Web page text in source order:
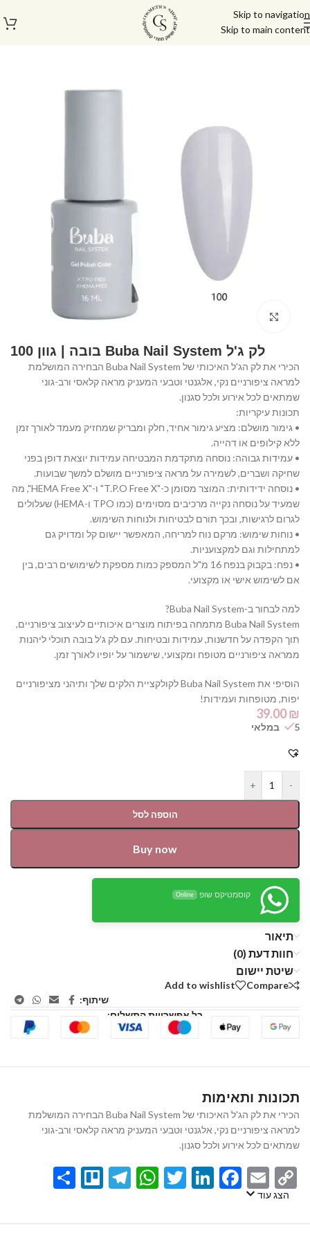
Skip to navigation
Skip to main content
לק ג'ל Buba Nail System בובה | גוון 100
הכירי את לק הג'ל האיכותי של Buba Nail System הבחירה המושלמת
למראה ציפורניים נקי, אלגנטי וטבעי המעניק מראה קלאסי ורב-גוני
שמתאים לכל אירוע ולכל סגנון.
תכונות עיקריות:
• גימור מושלם: מציע גימור אחיד, חלק ומבריק שמחזיק מעמד לאורך זמן
ללא קילופים או דהייה.
• עמידות גבוהה: נוסחה מתקדמת המבטיחה עמידות יוצאת דופן בפני
שחיקה ושברים, לשמירה על מראה ציפורניים מושלם למשך שבועות.
• נוסחה ידידותית: המוצר מסומן כ-"T.P.O Free X" ו-"HEMA Free X", מה
שמעיד על נוסחה נקייה מרכיבים מסוימים (כמו TPO ו-HEMA) שעלולים
לגרום לרגישות, ובכך תורם לבטיחות ולנוחות השימוש.
• נוחות שימוש: מרקם נוח למריחה, המאפשר יישום קל ומדויק גם
למתחילות וגם למקצועניות.
• נפח: בקבוק בנפח 16 מ"ל המספק כמות מספקת לשימושים רבים, בין
אם לשימוש אישי או מקצועי.
למה לבחור ב-Buba Nail System?
Buba Nail System מתמחה בפיתוח מוצרים איכותיים לעיצוב ציפורניים,
תוך הקפדה על חדשנות, עמידות ובטיחות. עם לק ג'ל בובה תוכלי ליהנות
ממראה ציפורניים מטופח ומקצועי, שישמור על יופיו לאורך זמן.
הוסיפי את Buba Nail System לקולקציית הלקים שלך ותיהני מציפורניים
יפות, מטופחות ועמידות!
39.00₪
5 במלאי
-
+
הוספה לסל
Buy now
קוסמטיקס שופ Online
תיאור
חוות דעת (0)
שיטת יישום
Compare
Add to wishlist
שיתוף:
כל אפשרויות התשלום:
תכונות ותאימות
הכירי את לק הג'ל האיכותי של Buba Nail System הבחירה המושלמת
למראה ציפורניים נקי, אלגנטי וטבעי המעניק מראה קלאסי ורב-גוני
שמתאים לכל אירוע ולכל סגנון.
Copy
Link
Email
Facebook
LinkedIn
Twitter
WhatsApp
Telegram
Trello
הצג עוד